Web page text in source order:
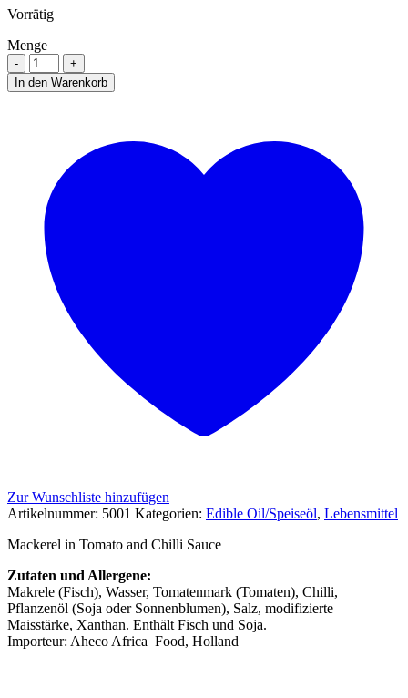
Vorrätig
Menge
Menge
In den Warenkorb
Zur Wunschliste hinzufügen
Artikelnummer: 5001 Kategorien: Edible Oil/Speiseöl, Lebensmittel
Mackerel in Tomato and Chilli Sauce
Zutaten und Allergene:
Makrele (Fisch), Wasser, Tomatenmark (Tomaten), Chilli,
Pflanzenöl (Soja oder Sonnenblumen), Salz, modifizierte
Maisstärke, Xanthan. Enthält Fisch und Soja.
Importeur: Aheco Africa Food, Holland